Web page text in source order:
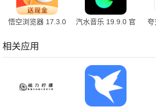
悟空浏览器 17.3.0
汽水音乐 19.9.0 官
夸
相关应用